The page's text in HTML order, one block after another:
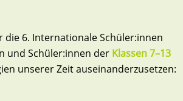
die 6. Internationale Schüler:innen
und Schüler:innen der Klassen 7–13
unserer Zeit auseinanderzusetzen: